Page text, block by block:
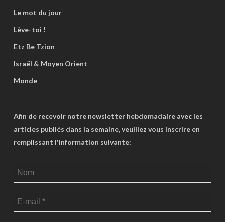
Le mot du jour
Lève-toi !
Etz Be Tzion
Israël & Moyen Orient
Monde
Afin de recevoir notre newsletter hebdomadaire avec les
articles publiés dans la semaine, veuillez vous inscrire en
remplissant l'information suivante: